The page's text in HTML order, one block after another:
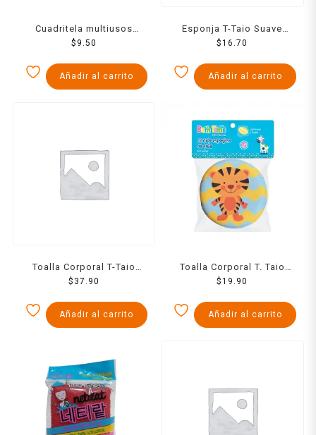
Cuadritela multiusos
Tallón para trastes 1 pza
$ 9.50
Añadir al carrito
Esponja T-Taio Suave
Divertiformas 2 Pzas
$16.70
Añadir al carrito
Toalla Corporal T-Taio
Rigida Divertiforma
$ 37.90
Añadir al carrito
Toalla Corporal T. Taio
Esponja Redonda
$19.90
Añadir al carrito